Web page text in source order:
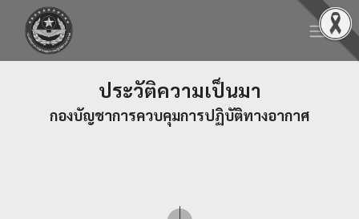
ประวัติความเป็นมา
กองบัญชาการควบคุมการปฏิบัติทางอากาศ